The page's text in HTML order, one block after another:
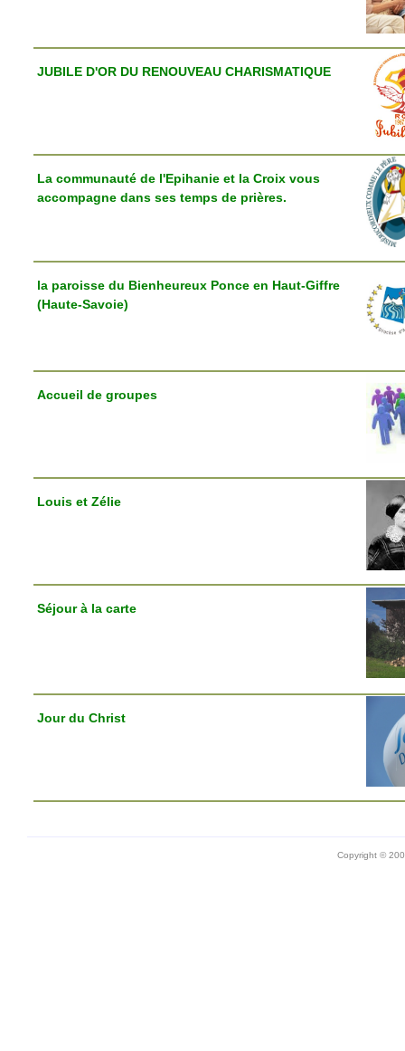
JUBILE D'OR DU RENOUVEAU CHARISMATIQUE
La communauté de l'Epihanie et la Croix vous
accompagne dans ses temps de prières.
la paroisse du Bienheureux Ponce en Haut-Giffre
(Haute-Savoie)
Accueil de groupes
Louis et Zélie
Séjour à la carte
Jour du Christ
Copyright ©